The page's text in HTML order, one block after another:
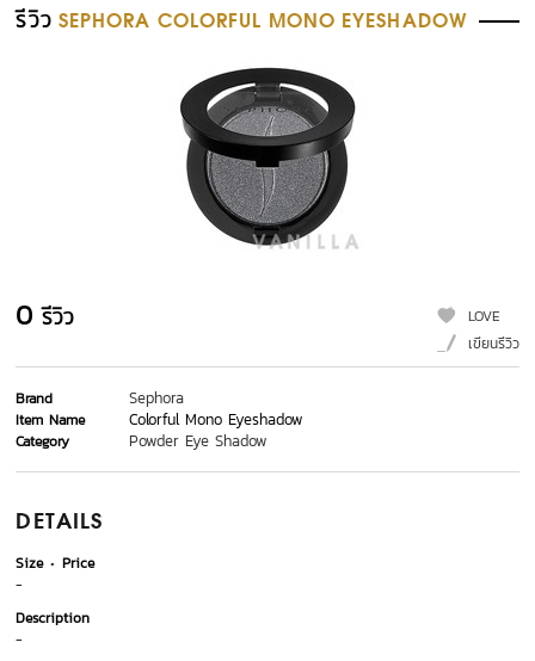
รีวิว SEPHORA COLORFUL MONO EYESHADOW
0 รีวิว
LOVE
เขียนรีวิว
Brand Sephora
Item Name Colorful Mono Eyeshadow
Category Powder Eye Shadow
DETAILS
Size
Price
-
Description
-